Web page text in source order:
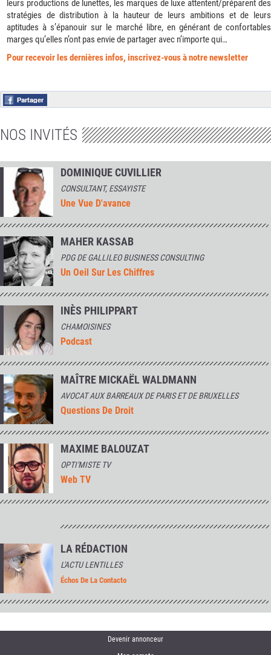
leurs productions de lunettes, les marques de luxe attentent/préparent des
stratégies de distribution à la hauteur de leurs ambitions et de leurs
aptitudes à s’épanouir sur le marché libre, en générant de confortables
marges qu’elles n’ont pas envie de partager avec n’importe qui…
Pour recevoir les dernières infos, inscrivez-vous à notre newsletter
NOS INVITÉS
DOMINIQUE CUVILLIER
CONSULTANT, ESSAYISTE
Une Vue D'avance
MAHER KASSAB
PDG DE GALLILEO BUSINESS CONSULTING
Un Oeil Sur Les Chiffres
INÈS PHILIPPART
CHAMOISINES
Podcast
MAÎTRE MICKAËL WALDMANN
AVOCAT AUX BARREAUX DE PARIS ET DE BRUXELLES
Questions De Droit
MAXIME BALOUZAT
OPTI'MISTE TV
Web TV
LA RÉDACTION
L'ACTU LENTILLES
Échos De La Contacto
Devenir annonceur